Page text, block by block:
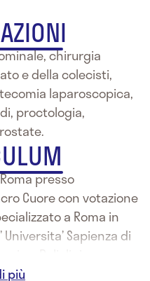
chirurgia
e della colecisti,
laparoscopica,
proctologia,
presso
Cuore con votazione
a Roma in
Sapienza di
del